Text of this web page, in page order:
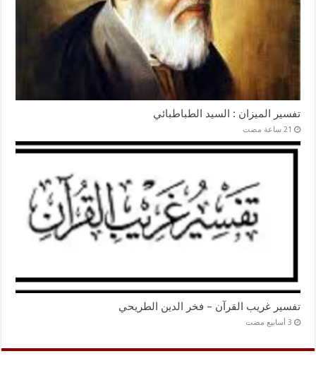
تفسير الميزان : السيد الطباطبائي
تفسير غريب القرآن – فخر الدين الطريحي